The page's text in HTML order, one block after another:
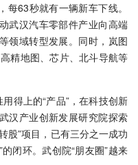
63秒就有一辆新车下线。
武汉汽车零部件产业向高端
领域转型发展。同时，岚图
精地图、芯片、北斗导航等
得上的“产品”，在科技创新
汉产业创新发展研究院探索
股”项目，已有三分之一成功
闭环。武创院“朋友圈”越来